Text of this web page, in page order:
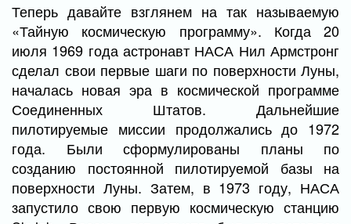
Теперь давайте взглянем на так называемую
«Тайную космическую программу». Когда 20
июля 1969 года астронавт НАСА Нил Армстронг
сделал свои первые шаги по поверхности Луны,
началась новая эра в космической программе
Соединенных Штатов. Дальнейшие
пилотируемые миссии продолжались до 1972
года. Были сформулированы планы по
созданию постоянной пилотируемой базы на
поверхности Луны. Затем, в 1973 году, НАСА
запустило свою первую космическую станцию